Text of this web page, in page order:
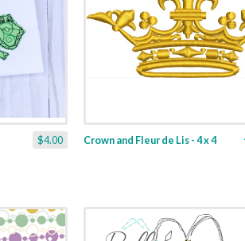
$4.00 Crown and Fleur de Lis - 4 x 4